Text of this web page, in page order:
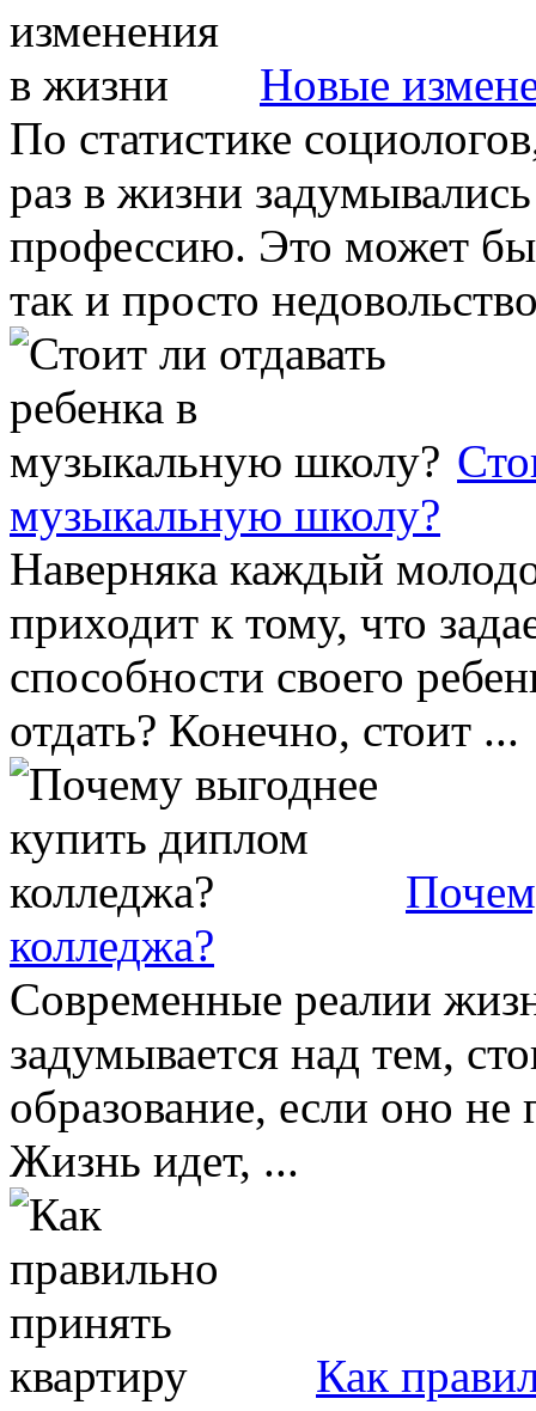
Новые
По статистике
раз в жизни
профессию. Это может
так и просто
музыкальную школу?
Наверняка каждый
приходит к тому, что
способности своего
отдать? Конечно, стоит ...
колледжа?
Современные реалии
задумывается над тем,
образование, если оно не
Жизнь идет, ...
Как